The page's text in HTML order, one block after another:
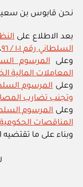
نحن قابوس بن
بعد الاطلاع على
السلطاني رقم ١٠١ / ٩٦
،
وعلى
المعاملات المالية
وعلى
وتجنب تضارب
وعلى
المناقصات الحكومية
وبناء على ما